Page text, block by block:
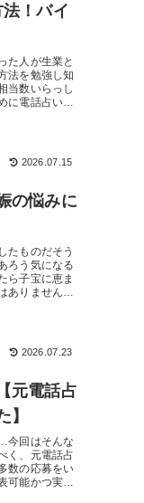
！バイ
た人が生業と
法を勉強し知
当数いらっし
に電話占い師
2026.07.15
の悩みに
たものだそう
ろう気になる
ら子宝に恵ま
ありません。
2026.07.23
元電話占
】
今回はそんな
く、元電話占
数の応募をい
可能かつ実際